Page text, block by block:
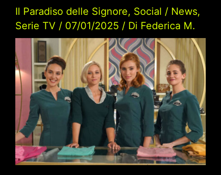
Il Paradiso delle Signore, Social / News,
Serie TV / 07/01/2025 / Di Federica M.